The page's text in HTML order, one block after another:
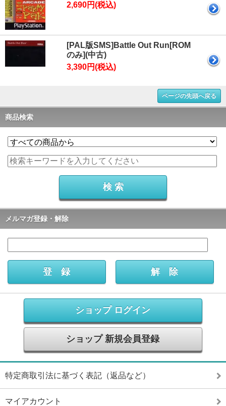
2,690円(税込)
[PAL版SMS]Battle Out Run[ROM
のみ](中古)
3,390円(税込)
ページの先頭へ戻る
商品検索
メルマガ登録・解除
ショップ ログイン
ショップ 新規会員登録
特定商取引法に基づく表記（返品など）
マイアカウント